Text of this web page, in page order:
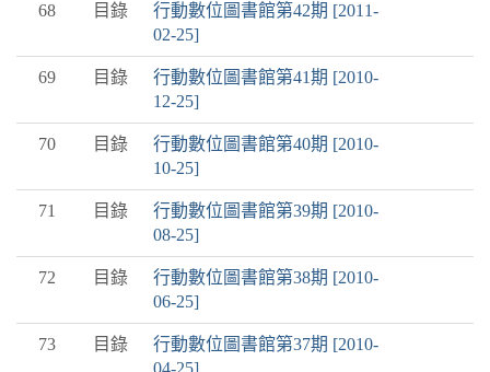
68 目錄
行動數位圖書館第42期 [2011-
02-25]
69 目錄
行動數位圖書館第41期 [2010-
12-25]
70 目錄
行動數位圖書館第40期 [2010-
10-25]
71 目錄
行動數位圖書館第39期 [2010-
08-25]
72 目錄
行動數位圖書館第38期 [2010-
06-25]
73 目錄
行動數位圖書館第37期 [2010-
04-25]